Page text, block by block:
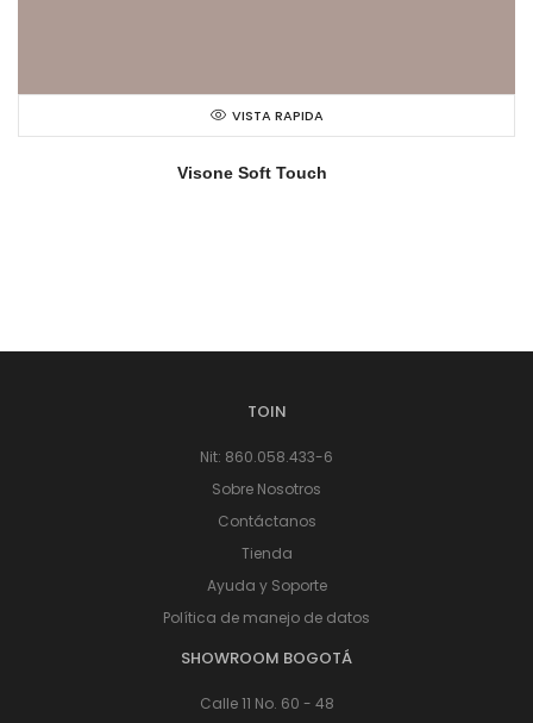
VISTA RAPIDA
Visone Soft Touch
TOIN
Nit: 860.058.433-6
Sobre Nosotros
Contáctanos
Tienda
Ayuda y Soporte
Política de manejo de datos
SHOWROOM BOGOTÁ
Calle 11 No. 60 - 48